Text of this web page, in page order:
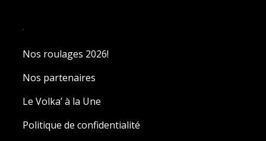
.
Nos roulages 2026!
Nos partenaires
Le Volka’ à la Une
Politique de confidentialité